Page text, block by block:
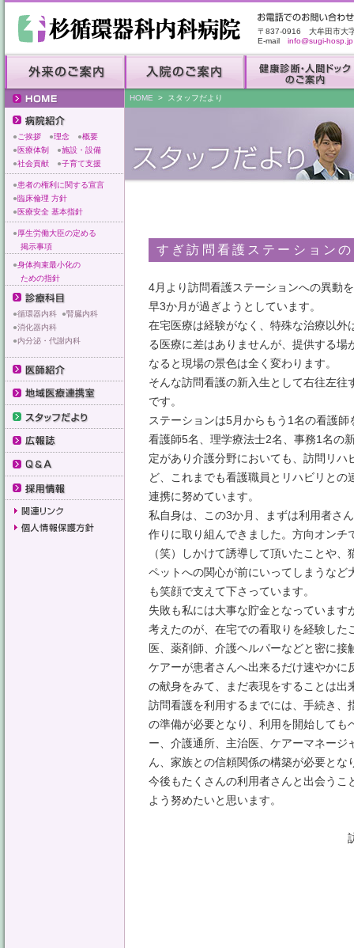
〒837-0916 大牟田市大
E-mail info@sugi-hosp.jp
HOME > スタッフだより
● ご挨拶 ●理念 ●概要
●医療体制 ●施設・設備
●社会貢献 ●子育て支援
●患者の権利に関する宣言
●臨床倫理 方針
●医療安全 基本指針
●厚生労働大臣の定める
掲示事項
●身体拘束最小化の
ための指針
●循環器内科 ●腎臓内科
●消化器内科
●内分泌・代謝内科
すぎ訪問看護ステーション
4月より訪問看護ステーションへの異動
早3か月が過ぎようとしています。
在宅医療は経験がなく、特殊な治療以外
る医療に差はありませんが、提供する場
なると現場の景色は全く変わります。
そんな訪問看護の新入生として右往左往
です。
ステーションは5月からもう1名の看護師
看護師5名、理学療法士2名、事務1名の
定があり介護分野においても、訪問リ
ど、これまでも看護職員とリハビリと
連携に努めています。
私自身は、この3か月、まずは利用者さ
作りに取り組んできました。方向オン
（笑）しかけて誘導して頂いたことや
ペットへの関心が前にいってしまうな
も笑顔で支えて下さっています。
失敗も私には大事な貯金となっていま
考えたのが、在宅での看取りを経験し
医、薬剤師、介護ヘルパーなどと密に
ケアーが患者さんへ出来るだけ速やか
の献身をみて、まだ表現をすることは
訪問看護を利用するまでには、手続き
の準備が必要となり、利用を開始して
ー、介護通所、主治医、ケアーマネー
ん、家族との信頼関係の構築が必要とな
今後もたくさんの利用者さんと出会う
よう努めたいと思います。
訪問看護ステーシ